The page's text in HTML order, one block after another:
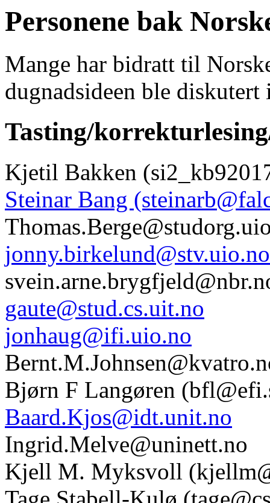
Personene bak
Mange har bidratt til
dugnadsideen ble
Tasting/
Kjetil Bakken
Steinar Bang
jonny.birkelund@stv.uio.no
gaute@stud.cs.uit.no
jonhaug@ifi.uio.no
Bjørn F Langøren
Baard.Kjos@idt.unit.no
Ingrid.Melve@uninett.no
Kjell M. Myksvoll